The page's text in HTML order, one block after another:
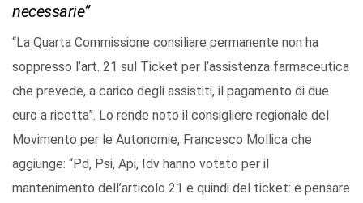
necessarie”
“La Quarta Commissione consiliare permanente non ha
soppresso l’art. 21 sul Ticket per l’assistenza farmaceutica
che prevede, a carico degli assistiti, il pagamento di due
euro a ricetta”. Lo rende noto il consigliere regionale del
Movimento per le Autonomie, Francesco Mollica che
aggiunge: “Pd, Psi, Api, Idv hanno votato per il
mantenimento dell’articolo 21 e quindi del ticket: e pensare